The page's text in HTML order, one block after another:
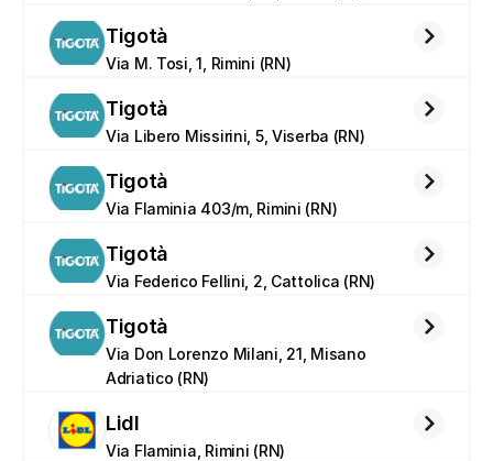
Tigotà
Via M. Tosi, 1, Rimini (RN)
Tigotà
Via Libero Missirini, 5, Viserba (RN)
Tigotà
Via Flaminia 403/m, Rimini (RN)
Tigotà
Via Federico Fellini, 2, Cattolica (RN)
Tigotà
Via Don Lorenzo Milani, 21, Misano
Adriatico (RN)
Lidl
Via Flaminia, Rimini (RN)